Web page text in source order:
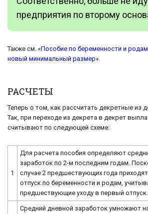
предприятия по второму
Также см. «Пособие по беременности и родам
новый минимальный размер».
РАСЧЕТЫ
Теперь о том, как рассчитать декретные из
Так, при переходе из декрета в декрет
считывают по следующей схеме:
1
Для расчета пособия определяют
заработок по 2-м последним годам.
случае 2 предшествующих года
отпуск по беременности и родам,
предшествующие уходу в первый отпуск.
Средний дневной заработок умножают